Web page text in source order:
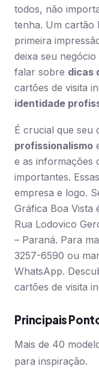
todos, não
tenha. Um cartão
primeira
deixa seu negócio
falar sobre dicas
cartões de visita
identidade
É crucial que seu
profissionalismo
e as informações
importantes.
empresa e logo.
Gráfica Boa Vista
Rua Lodovico
– Paraná. Para
3257-6590 ou
WhatsApp.
cartões de visita
Principais
Mais de 40
para inspiração.